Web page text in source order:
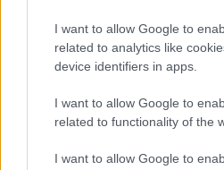
I want to allow Google to
related to analytics like
device identifiers in apps.
I want to allow Google to
related to functionality of the
I want to allow Google to
Fehérvárhoz